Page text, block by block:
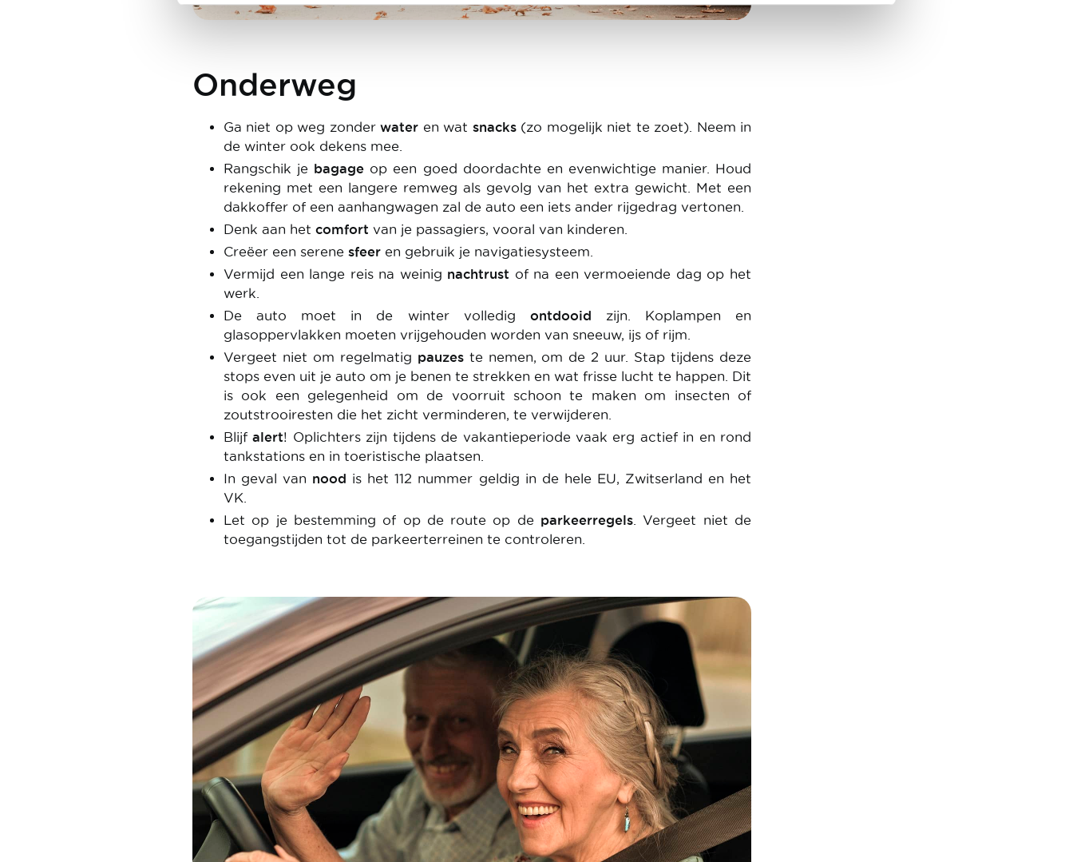
Onderweg
Ga niet op weg zonderwater en wat snacks (zo mogelijk niet te zoet). Neem in
de winter ook dekens mee.
Rangschik je bagage op een goed doordachte en evenwichtige manier. Houd
rekening met een langere remweg als gevolg van het extra gewicht. Met een
dakkoffer of een aanhangwagen zal de auto een iets ander rijgedrag vertonen.
Denk aan het comfort van je passagiers, vooral van kinderen.
Creëer een serene sfeer en gebruik je navigatiesysteem.
Vermijd een lange reis na weinig nachtrust of na een vermoeiende dag op het
werk.
De auto moet in de winter volledig ontdooid zijn. Koplampen en
glasoppervlakken moeten vrijgehouden worden van sneeuw, ijs of rijm.
Vergeet niet om regelmatig pauzes te nemen, om de 2 uur. Stap tijdens deze
stops even uit je auto om je benen te strekken en wat frisse lucht te happen. Dit
is ook een gelegenheid om de voorruit schoon te maken om insecten of
zoutstrooiresten die het zicht verminderen, te verwijderen.
Blijfalert! Oplichters zijn tijdens de vakantieperiode vaak erg actief in en rond
tankstations en in toeristische plaatsen.
In geval van nood is het 112 nummer geldig in de hele EU, Zwitserland en het
VK.
Let op je bestemming of op de route op de parkeerregels . Vergeet niet de
toegangstijden tot de parkeerterreinen te controleren.
Image